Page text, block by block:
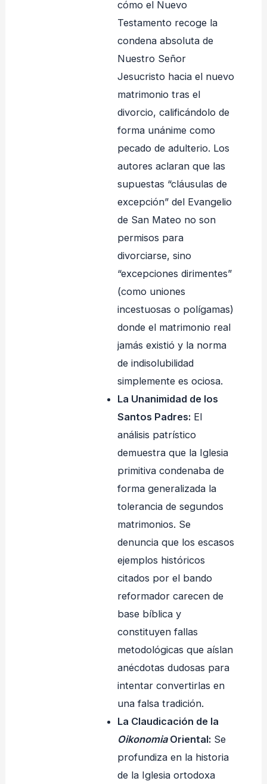
cómo el Nuevo
Testamento recoge la
condena absoluta de
Nuestro Señor
Jesucristo hacia el nuevo
matrimonio tras el
divorcio, calificándolo de
forma unánime como
pecado de adulterio. Los
autores aclaran que las
supuestas “cláusulas de
excepción” del Evangelio
de San Mateo no son
permisos para
divorciarse, sino
“excepciones dirimentes”
(como uniones
incestuosas o polígamas)
donde el matrimonio real
jamás existió y la norma
de indisolubilidad
simplemente es ociosa.
La Unanimidad de los
Santos Padres: El
análisis patrístico
demuestra que la Iglesia
primitiva condenaba de
forma generalizada la
tolerancia de segundos
matrimonios. Se
denuncia que los escasos
ejemplos históricos
citados por el bando
reformador carecen de
base bíblica y
constituyen fallas
metodológicas que aíslan
anécdotas dudosas para
intentar convertirlas en
una falsa tradición.
La Claudicación de la
OikonomiaOriental: Se
profundiza en la historia
de la Iglesia ortodoxa